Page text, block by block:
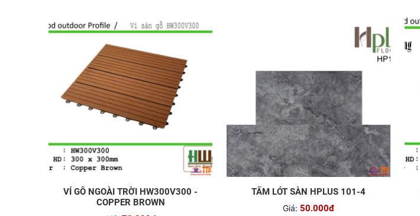
VỈ GỖ NGOÀI TRỜI HW300V300 -
COPPER BROWN
TẤM LÓT SÀN HPLUS 101-4
Giá: 50.000đ